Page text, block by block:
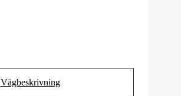
Vägbeskrivning
(Opens in new tab)